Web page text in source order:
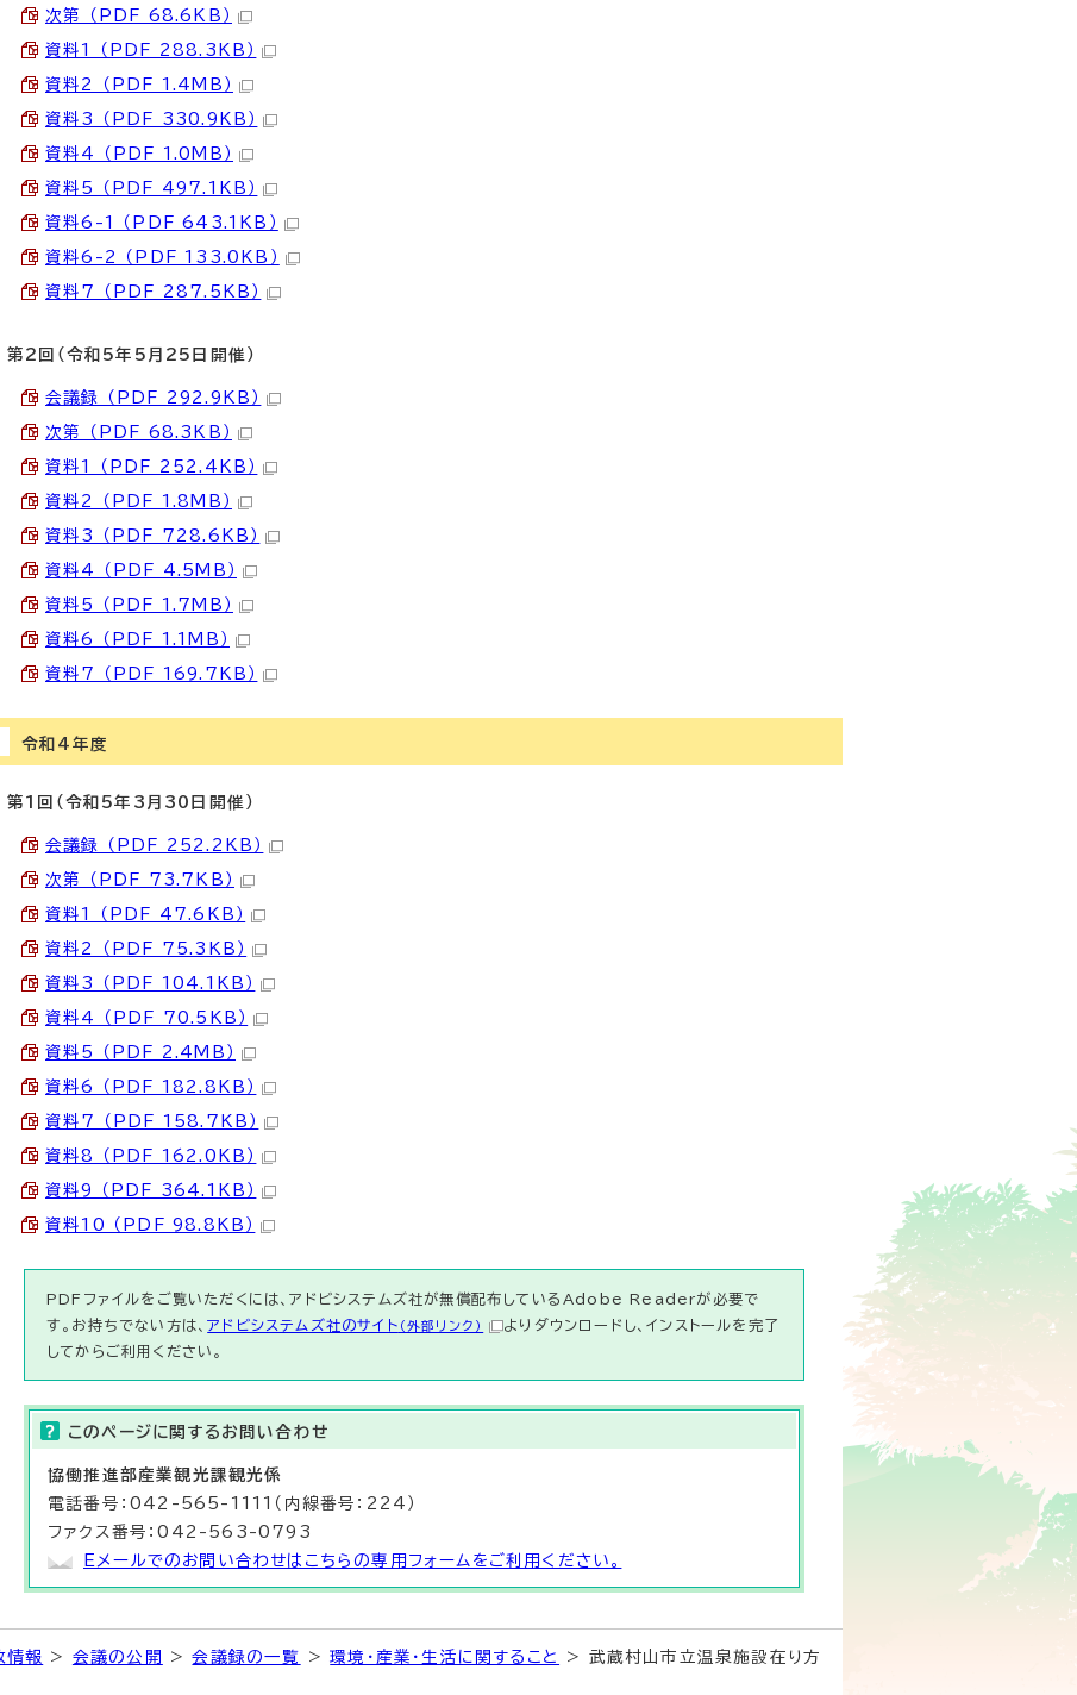
次第 （PDF 68.6KB）
資料1 （PDF 288.3KB）
資料2 （PDF 1.4MB）
資料3 （PDF 330.9KB）
資料4 （PDF 1.0MB）
資料5 （PDF 497.1KB）
資料6-1 （PDF 643.1KB）
資料6-2 （PDF 133.0KB）
資料7 （PDF 287.5KB）
第2回（令和5年5月25日開催）
会議録 （PDF 292.9KB）
次第 （PDF 68.3KB）
資料1 （PDF 252.4KB）
資料2 （PDF 1.8MB）
資料3 （PDF 728.6KB）
資料4 （PDF 4.5MB）
資料5 （PDF 1.7MB）
資料6 （PDF 1.1MB）
資料7 （PDF 169.7KB）
令和4年度
第1回（令和5年3月30日開催）
会議録 （PDF 252.2KB）
次第 （PDF 73.7KB）
資料1 （PDF 47.6KB）
資料2 （PDF 75.3KB）
資料3 （PDF 104.1KB）
資料4 （PDF 70.5KB）
資料5 （PDF 2.4MB）
資料6 （PDF 182.8KB）
資料7 （PDF 158.7KB）
資料8 （PDF 162.0KB）
資料9 （PDF 364.1KB）
資料10 （PDF 98.8KB）
PDFファイルをご覧いただくには、アドビシステムズ社が無償配布しているAdobe Readerが必要で
す。お持ちでない方は、アドビシステムズ社のサイト （外部リンク）
よりダウンロードし、インストールを完了
してからご利用ください。
このページに関する お問い合わせ
協働推進部産業観光課観光係
電話番号：042-565-1111（内線番号：224）
ファクス番号：042-563-0793
Eメールでのお問い合わせはこちらの専用フォームをご利用ください。
情報 > 会議の公開 >会議録の一覧 >環境・産業・生活に関すること
> 武蔵村山市立温泉施設在り方